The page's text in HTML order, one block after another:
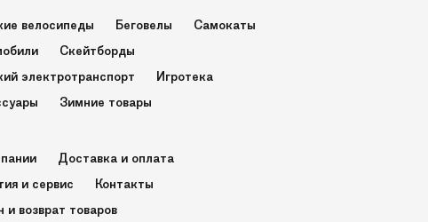
велосипеды Беговелы
Самокаты
Скейтборды
электротранспорт
Игротека
Зимние товары
Доставка и оплата
и сервис
Контакты
и возврат товаров